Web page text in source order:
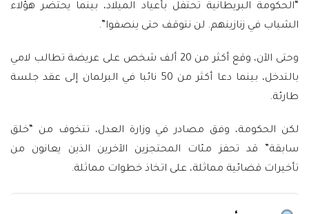
“الحكومة البريطانية تحتفل بأعياد الميلاد، بينما يحتضر هؤلاء
الشباب في زنازينهم. لن نتوقف حتى ينصفوا”.
وحتى الآن، وقع أكثر من 20 ألف شخص على عريضة تطالب لامي
بالتدخل، بينما دعا أكثر من 50 نائبا في البرلمان إلى عقد جلسة
طارئة.
لكن الحكومة، وفق مصادر في وزارة العدل، تتخوف من “خلق
سابقة” قد تحفز مئات المحتجزين الآخرين الذين يعانون من
تأخيرات قضائية مماثلة، على اتخاذ خطوات مماثلة.